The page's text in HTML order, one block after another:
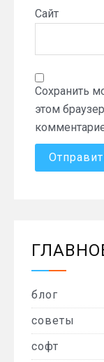
Сайт
Сохранить
этом
блог
советы
софт